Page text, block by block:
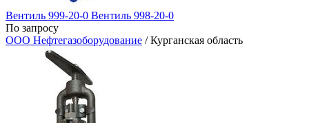
Вентиль 999-20-0 Вентиль 998-20-0
По запросу
ООО Нефтегазоборудование / Курганская область